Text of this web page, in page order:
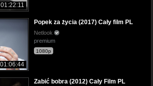
01:22:11
01:06:44
Popek za życia (2017) Cały film PL
Netlook
premium
1080p
Zabić bobra (2012) Cały Film PL